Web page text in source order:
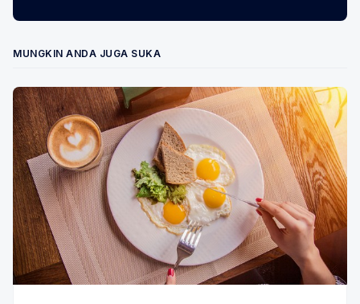
MUNGKIN ANDA JUGA SUKA